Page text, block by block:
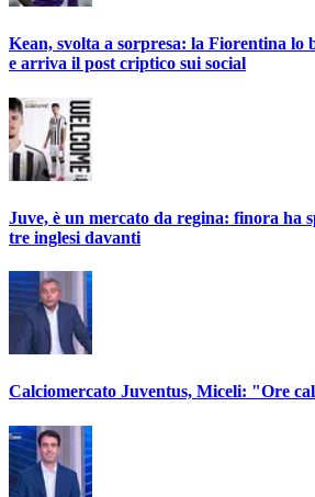
Kean, svolta a sorpresa: la Fiorentina lo
e arriva il post criptico sui social
Juve, è un mercato da regina: finora ha
tre inglesi davanti
Calciomercato Juventus, Miceli: "Ore